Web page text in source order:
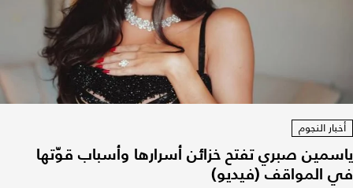
أخبار النجوم
ياسمين صبري تفتح خزائن أسرارها وأسباب قوّتها
في المواقف (فيديو)